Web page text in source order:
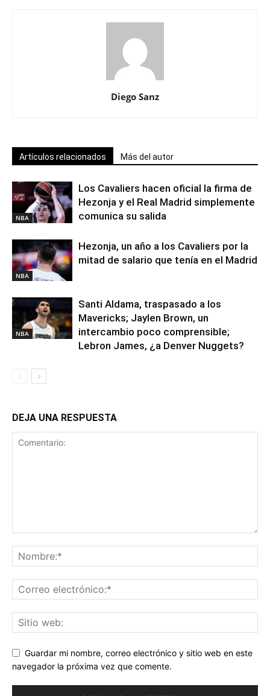
Diego Sanz
Artículos relacionados Más del autor
NBA
Los Cavaliers hacen oficial la firma de
Hezonja y el Real Madrid simplemente
comunica su salida
NBA
Hezonja, un año a los Cavaliers por la
mitad de salario que tenía en el Madrid
NBA
Santi Aldama, traspasado a los
Mavericks; Jaylen Brown, un
intercambio poco comprensible;
Lebron James, ¿a Denver Nuggets?
DEJA UNA RESPUESTA
Guardar mi nombre, correo electrónico y sitio web en este
navegador la próxima vez que comente.